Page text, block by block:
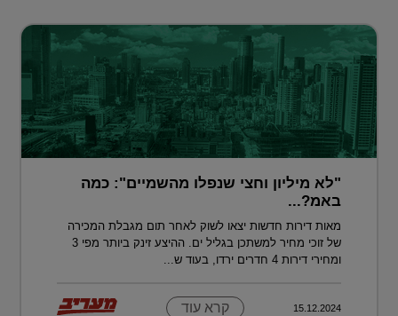
"לא מיליון וחצי שנפלו מהשמיים": כמה
באמ?...
מאות דירות חדשות יצאו לשוק לאחר תום מגבלת המכירה
של זוכי מחיר למשתכן בגליל ים. ההיצע זינק ביותר מפי 3
ומחירי דירות 4 חדרים ירדו, בעוד ש...
15.12.2024 קרא עוד